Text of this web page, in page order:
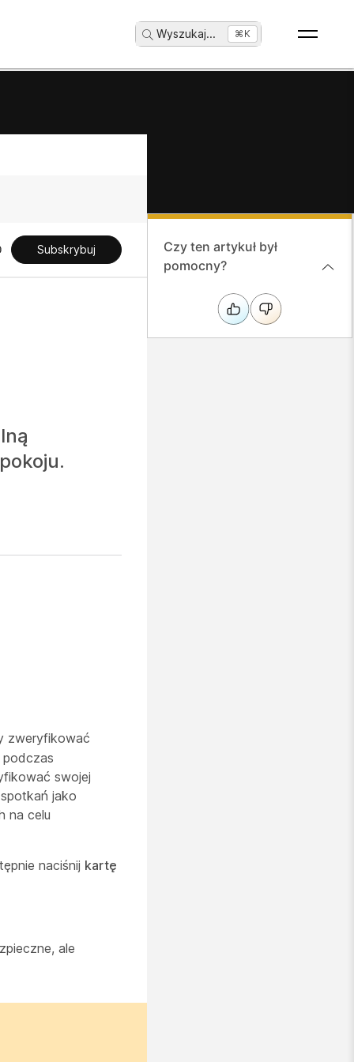
Wyszukaj... ⌘K
Subskrybuj
zweryfikować
swojej
jako
na celu
naciśnij kartę
ale
Czy ten artykuł był
pomocny?